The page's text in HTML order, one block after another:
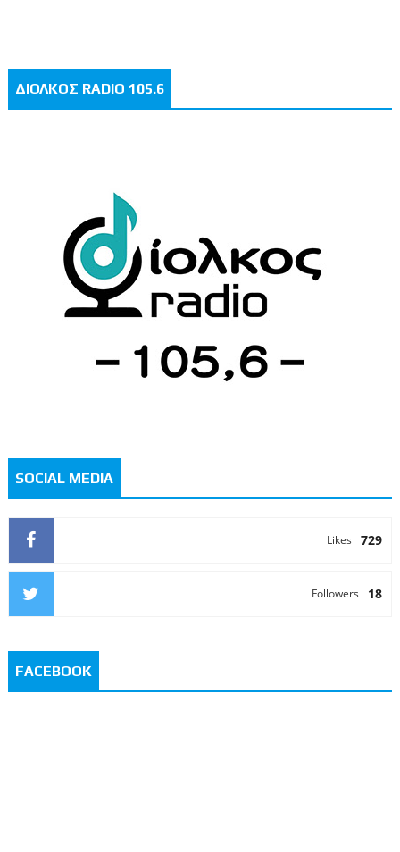
ΔΙΟΛΚΟΣ RADIO 105.6
SOCIAL MEDIA
729
Likes
18
Followers
FACEBOOK